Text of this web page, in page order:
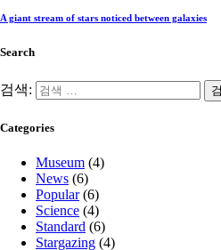
A giant stream of stars noticed between galaxies
Search
검색:
Categories
Museum (4)
News (6)
Popular(6)
Science (4)
Standard (6)
Stargazing (4)